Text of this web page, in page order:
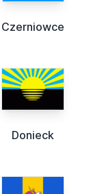
Czerniowce
Donieck